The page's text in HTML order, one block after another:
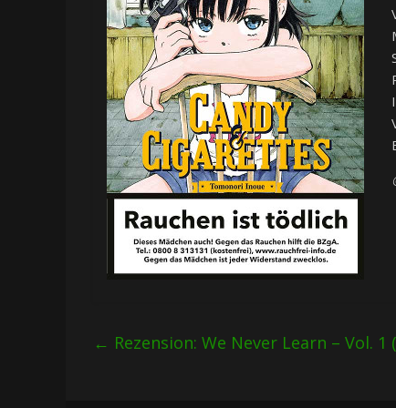
← Rezension: We Never Learn – Vol. 1